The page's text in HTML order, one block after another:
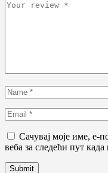
Сачувај моје име, е-
веба за следећи пут